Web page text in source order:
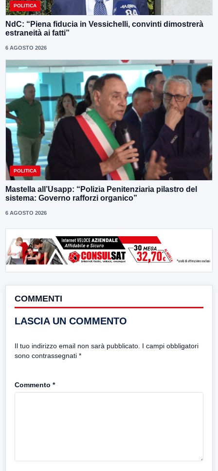
POLITICA
NdC: “Piena fiducia in Vessichelli, convinti dimostrerà
estraneità ai fatti”
6 AGOSTO 2026
POLITICA
Mastella all’Usapp: “Polizia Penitenziaria pilastro del
sistema: Governo rafforzi organico”
6 AGOSTO 2026
COMMENTI
LASCIA UN COMMENTO
Il tuo indirizzo email non sarà pubblicato. I campi obbligatori
sono contrassegnati *
Commento *